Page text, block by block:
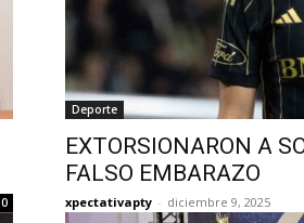
0
Deporte
EXTORSIONARON A
FALSO EMBARAZO
xpectativapty - diciembre 9, 2025